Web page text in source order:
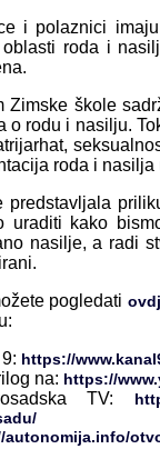
i polaznici
roda i
Zimske škole
o rodu i nasilju.
roda i
predstavljala
uraditi kako
nasilje, a radi
pogledati
https://
na: https://
TV:
autonomija.info/